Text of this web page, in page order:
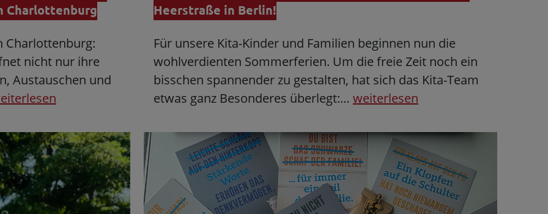
Charlottenburg
Charlottenburg:
nicht nur ihre
Austauschen und
Heerstraße in Berlin!
Für unsere Kita-Kinder und Familien beginnen nun die
wohlverdienten Sommerferien. Um die freie Zeit noch ein
bisschen spannender zu gestalten, hat sich das Kita-Team
etwas ganz Besonderes überlegt:… weiterlesen